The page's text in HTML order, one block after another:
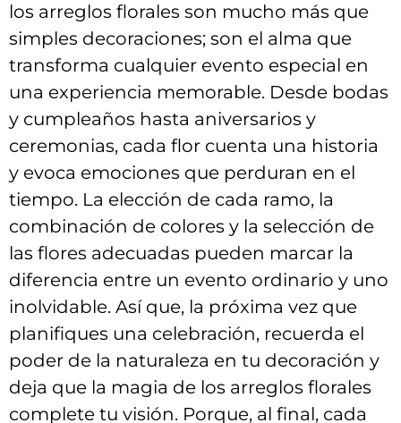
los arreglos florales ⁢son mucho más que
simples decoraciones; son el alma que
transforma cualquier evento especial en
una experiencia memorable. Desde bodas
y ⁣cumpleaños hasta aniversarios y
ceremonias, cada flor cuenta una historia
y evoca emociones que perduran en‍ el
tiempo. La elección de cada ramo, la
combinación‍ de colores y la selección de
las flores adecuadas pueden‍ marcar la‌
diferencia entre un evento ordinario y ‌uno
inolvidable. Así que, la próxima‌ vez⁣ que
planifiques una celebración, recuerda el
poder de⁢ la⁢ naturaleza en tu‌ decoración y‌
deja que la ​magia de los arreglos florales⁣
complete tu visión. Porque, al ⁣final, cada